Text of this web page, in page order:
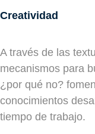
Creatividad
A través de las
mecanismos para
¿por qué no?
conocimientos
tiempo de trabajo.